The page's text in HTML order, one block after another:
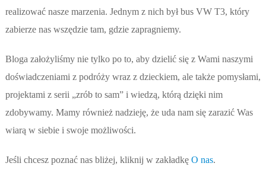
realizować nasze marzenia. Jednym z nich był bus VW T3, który
zabierze nas wszędzie tam, gdzie zapragniemy.
Bloga założyliśmy nie tylko po to, aby dzielić się z Wami naszymi
doświadczeniami z podróży wraz z dzieckiem, ale także pomysłami,
projektami z serii „zrób to sam” i wiedzą, którą dzięki nim
zdobywamy. Mamy również nadzieję, że uda nam się zarazić Was
wiarą w siebie i swoje możliwości.
Jeśli chcesz poznać nas bliżej, kliknij w zakładkę O nas.